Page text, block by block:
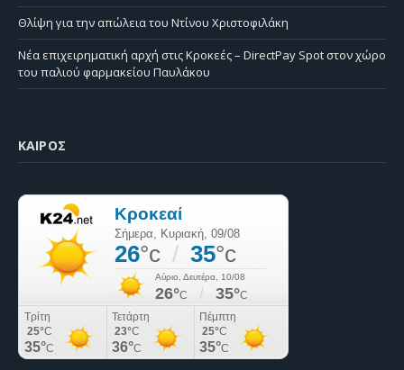
Θλίψη για την απώλεια του Ντίνου Χριστοφιλάκη
Νέα επιχειρηματική αρχή στις Κροκεές – DirectPay Spot στον χώρο
του παλιού φαρμακείου Παυλάκου
ΚΑΙΡΌΣ